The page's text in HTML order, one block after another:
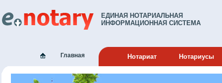
ЕДИНАЯ НОТАРИАЛЬНАЯ
ИНФОРМАЦИОННАЯ СИСТЕМА
Главная Нотариат Нотариусы